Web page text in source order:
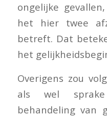
ongelijke
het hier twee
betreft. Dat
het
Overigens zou
als wel
behandeling van